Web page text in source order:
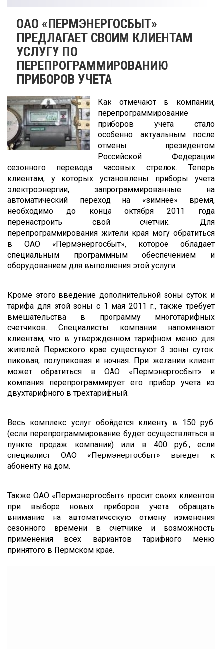
ОАО «ПЕРМЭНЕРГОСБЫТ»
ПРЕДЛАГАЕТ СВОИМ КЛИЕНТАМ
УСЛУГУ ПО
ПЕРЕПРОГРАММИРОВАНИЮ
ПРИБОРОВ УЧЕТА
Как отмечают в компании,
перепрограммирование
приборов учета стало
особенно актуальным после
отмены президентом
Российской Федерации
сезонного перевода часовых стрелок. Теперь
клиентам, у которых установлены приборы учета
электроэнергии, запрограммированные на
автоматический переход на «зимнее» время,
необходимо до конца октября 2011 года
перенастроить свой счетчик. Для
перепрограммирования жители края могу обратиться
в ОАО «Пермэнергосбыт», которое обладает
специальным программным обеспечением и
оборудованием для выполнения этой услуги.
Кроме этого введение дополнительной зоны суток и
тарифа для этой зоны с 1 мая 2011 г., также требует
вмешательства в программу многотарифных
счетчиков. Специалисты компании напоминают
клиентам, что в утвержденном тарифном меню для
жителей Пермского крае существуют 3 зоны суток:
пиковая, полупиковая и ночная. При желании клиент
может обратиться в ОАО «Пермэнергосбыт» и
компания перепрограммирует его прибор учета из
двухтарифного в трехтарифный.
Весь комплекс услуг обойдется клиенту в 150 руб.
(если перепрограммирование будет осуществляться в
пункте продаж компании) или в 400 руб., если
специалист ОАО «Пермэнергосбыт» выедет к
абоненту на дом.
Также ОАО «Пермэнергосбыт» просит своих клиентов
при выборе новых приборов учета обращать
внимание на автоматическую отмену изменения
сезонного времени в счетчике и возможность
применения всех вариантов тарифного меню
принятого в Пермском крае.